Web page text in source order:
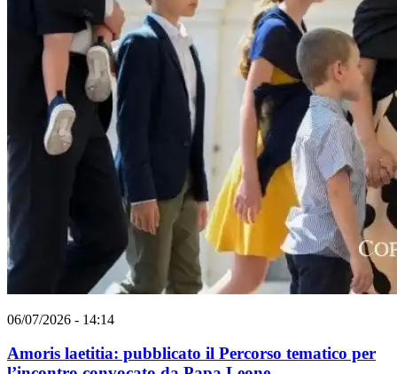
06/07/2026 - 14:14
Amoris laetitia: pubblicato il Percorso tematico per